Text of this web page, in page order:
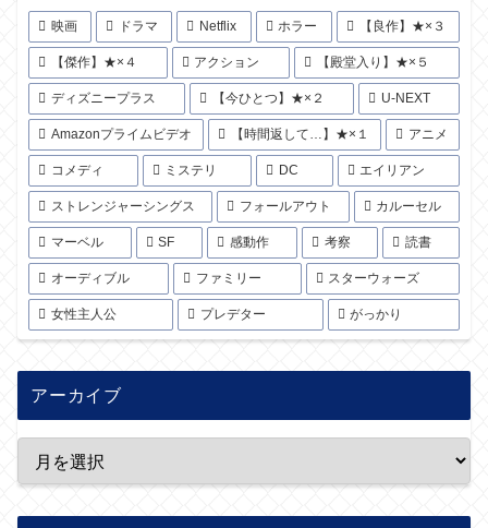
映画 ドラマ Netflix ホラー 【良作】★×３
【傑作】★×４ アクション 【殿堂入り】★×５
ディズニープラス 【今ひとつ】★×２ U-NEXT
Amazonプライムビデオ 【時間返して…】★×１ アニメ
コメディ ミステリ DC エイリアン
ストレンジャーシングス フォールアウト カルーセル
マーベル SF 感動作 考察 読書
オーディブル ファミリー スターウォーズ
女性主人公 プレデター がっかり
アーカイブ